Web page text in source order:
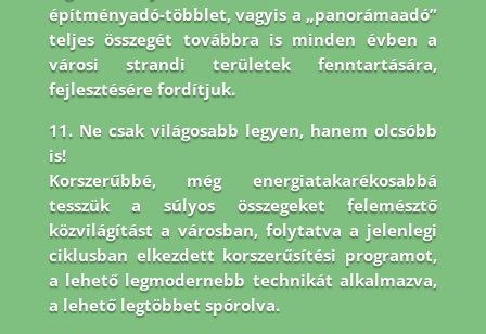
építményadó-többlet, vagyis a „panorámaadó”
teljes összegét továbbra is minden évben a
városi strandi területek fenntartására,
fejlesztésére fordítjuk.
11. Ne csak világosabb legyen, hanem olcsóbb
is!
Korszerűbbé, még energiatakarékosabbá
tesszük a súlyos összegeket felemésztő
közvilágítást a városban, folytatva a jelenlegi
ciklusban elkezdett korszerűsítési programot,
a lehető legmodernebb technikát alkalmazva,
a lehető legtöbbet spórolva.